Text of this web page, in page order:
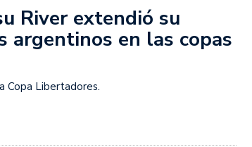
que tenés que saber
River extendió su
argentinos en las copas
Copa Libertadores.